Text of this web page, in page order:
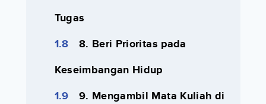
Tugas
8. Beri Prioritas pada
Keseimbangan Hidup
9. Mengambil Mata Kuliah di